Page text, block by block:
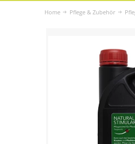
Home Pflege & Zubehör